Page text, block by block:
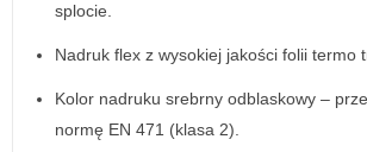
splocie.
Nadruk flex z wysokiej jakości folii termo
Kolor nadruku srebrny odblaskowy –
normę EN 471 (klasa 2).